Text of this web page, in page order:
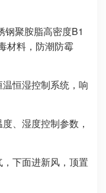
钢聚胺脂高密度B1
材料，防潮防霉
恒湿控制系统，响
、湿度控制参数，
下面进新风，顶置